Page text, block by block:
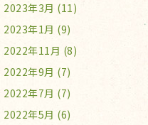
2023年3月 (11)
2023年1月 (9)
2022年11月 (8)
2022年9月 (7)
2022年7月 (7)
2022年5月 (6)